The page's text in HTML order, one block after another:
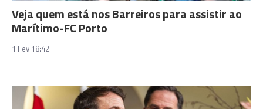
Veja quem está nos Barreiros para assistir ao
Marítimo-FC Porto
1 Fev 18:42